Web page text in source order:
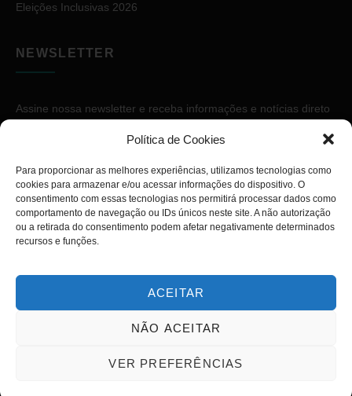
Política de Cookies
Para proporcionar as melhores experiências, utilizamos tecnologias como
cookies para armazenar e/ou acessar informações do dispositivo. O
consentimento com essas tecnologias nos permitirá processar dados como
comportamento de navegação ou IDs únicos neste site. A não autorização
ou a retirada do consentimento podem afetar negativamente determinados
recursos e funções.
ACEITAR
NÃO ACEITAR
VER PREFERÊNCIAS
Eleições Inclusivas 2026
NEWSLETTER
Assine nossa newsletter e receba informações e notícias direto
Copyright © 2026. Diário PcD. Todos os direitos reservados.